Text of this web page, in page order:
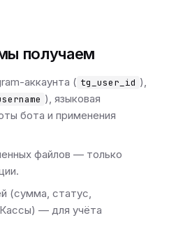
получаем
аккаунта ( tg_user_id ),
), языковая
бота и применения
файлов — только
(сумма, статус,
— для учёта